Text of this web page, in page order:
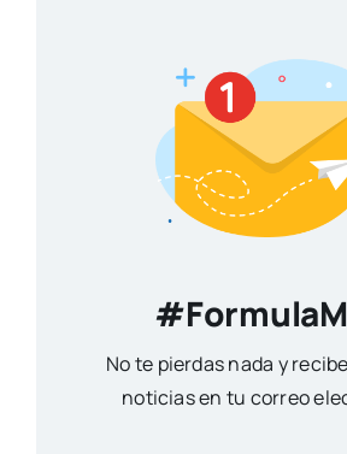
No te pierdas nada y
noticias en tu correo